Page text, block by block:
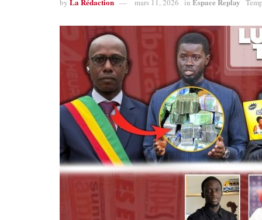
by La Rédaction mars 11, 2026 in Espace Replay